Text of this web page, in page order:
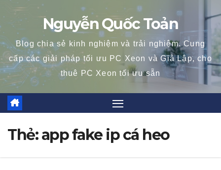
content
Nguyễn Quốc Toản
Blog chia sẻ kinh nghiệm và trải nghiệm. Cung
cấp các giải pháp tối ưu PC Xeon và Giả Lập, cho
thuê PC Xeon tối ưu sẵn
Thẻ:app fake ip cá heo